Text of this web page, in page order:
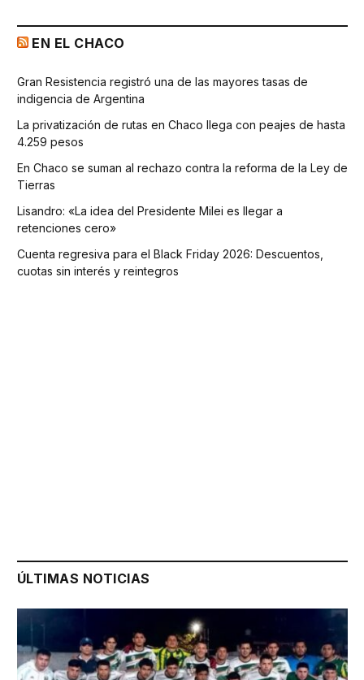
EN EL CHACO
Gran Resistencia registró una de las mayores tasas de
indigencia de Argentina
La privatización de rutas en Chaco llega con peajes de hasta
4.259 pesos
En Chaco se suman al rechazo contra la reforma de la Ley de
Tierras
Lisandro: «La idea del Presidente Milei es llegar a
retenciones cero»
Cuenta regresiva para el Black Friday 2026: Descuentos,
cuotas sin interés y reintegros
ÚLTIMAS NOTICIAS